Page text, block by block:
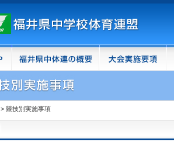
> 競技別実施事項